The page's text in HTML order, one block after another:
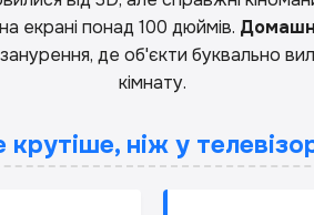
екрані понад 100 дюймів.
де об'єкти буквально
кімнату.
ніж у